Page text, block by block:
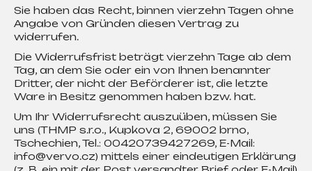
Sie haben das Recht, binnen vierzehn Tagen ohne
Angabe von Gründen diesen Vertrag zu
widerrufen.
Die Widerrufsfrist beträgt vierzehn Tage ab dem
Tag, an dem Sie oder ein von Ihnen benannter
Dritter, der nicht der Beförderer ist, die letzte
Ware in Besitz genommen haben bzw. hat.
Um Ihr Widerrufsrecht auszuüben, müssen Sie
uns (THMP s.r.o., Kupkova 2, 69002 brno,
Tschechien, Tel.: 00420739427269, E-Mail:
info@vervo.cz) mittels einer eindeutigen Erklärung
Hledat
o
p
o